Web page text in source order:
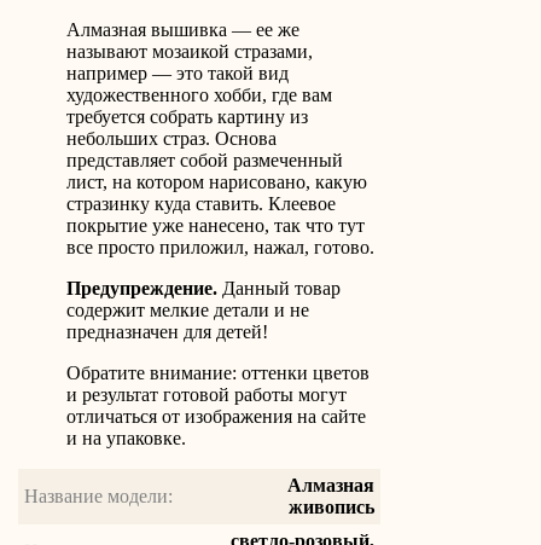
Алмазная вышивка — ее же
называют мозаикой стразами,
например — это такой вид
художественного хобби, где вам
требуется собрать картину из
небольших страз. Основа
представляет собой размеченный
лист, на котором нарисовано, какую
стразинку куда ставить. Клеевое
покрытие уже нанесено, так что тут
все просто приложил, нажал, готово.
Предупреждение. Данный товар
содержит мелкие детали и не
предназначен для детей!
Обратите внимание: оттенки цветов
и результат готовой работы могут
отличаться от изображения на сайте
и на упаковке.
Название модели:
Алмазная
живопись
светло-розовый,